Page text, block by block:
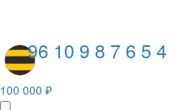
96 10 9 8 7 6 5 4
100 000 ₽